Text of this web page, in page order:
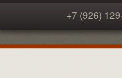
+7 (926)